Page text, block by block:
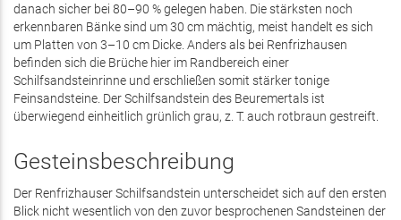
danach sicher bei 80–90 % gelegen haben. Die stärksten noch
erkennbaren Bänke sind um 30 cm mächtig, meist handelt es sich
um Platten von 3–10 cm Dicke. Anders als bei Renfrizhausen
befinden sich die Brüche hier im Randbereich einer
Schilfsandsteinrinne und erschließen somit stärker tonige
Feinsandsteine. Der Schilfsandstein des Beuremertals ist
überwiegend einheitlich grünlich grau, z. T. auch rotbraun gestreift.
Gesteinsbeschreibung
Der Renfrizhauser Schilfsandstein unterscheidet sich auf den ersten
Blick nicht wesentlich von den zuvor besprochenen Sandsteinen der